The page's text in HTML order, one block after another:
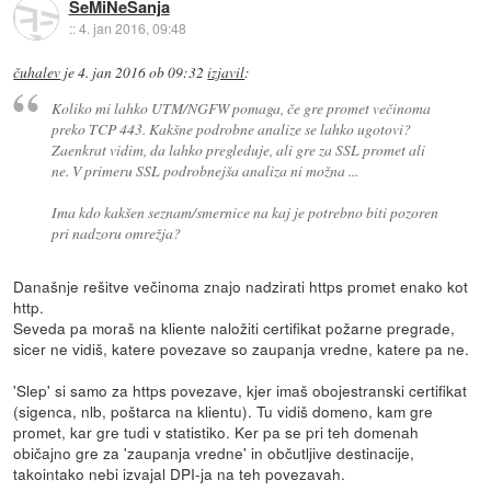
SeMiNeSanja
::4. jan 2016, 09:48
čuhalev je4. jan 2016 ob 09:32 izjavil:
Koliko mi lahko UTM/NGFW pomaga, če gre promet večinoma
preko TCP 443. Kakšne podrobne analize se lahko ugotovi?
Zaenkrat vidim, da lahko pregleduje, ali gre za SSL promet ali
ne. V primeru SSL podrobnejša analiza ni možna ...
Ima kdo kakšen seznam/smernice na kaj je potrebno biti pozoren
pri nadzoru omrežja?
Današnje rešitve večinoma znajo nadzirati https promet enako kot
http.
Seveda pa moraš na kliente naložiti certifikat požarne pregrade,
sicer ne vidiš, katere povezave so zaupanja vredne, katere pa ne.
'Slep' si samo za https povezave, kjer imaš obojestranski certifikat
(sigenca, nlb, poštarca na klientu). Tu vidiš domeno, kam gre
promet, kar gre tudi v statistiko. Ker pa se pri teh domenah
običajno gre za 'zaupanja vredne' in občutljive destinacije,
takointako nebi izvajal DPI-ja na teh povezavah.